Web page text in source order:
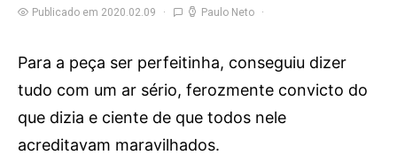
Publicado em 2020.02.09 Paulo Neto
Para a peça ser perfeitinha, conseguiu dizer
tudo com um ar sério, ferozmente convicto do
que dizia e ciente de que todos nele
acreditavam maravilhados.